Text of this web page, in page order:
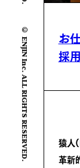
© ENJIN Inc. ALL RIGHTS RESERVED.
お
採
猿人
革新